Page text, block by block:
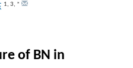
1, 3, *
of BN in